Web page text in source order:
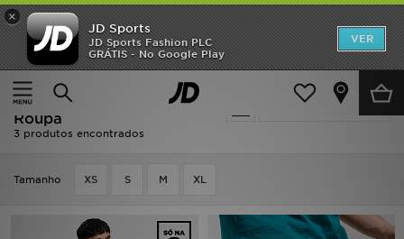
×
JD Sports
JD Sports Fashion PLC
GRÁTIS - No Google Play
VER
Página principal
Under Armour Vanish - Roupa
Actualizar a pesquisa
Under Armour Vanish -
Roupa
3 produtos encontrados
Tamanho XS S M XL
INÍCIO
Promoções
NOVIDADES